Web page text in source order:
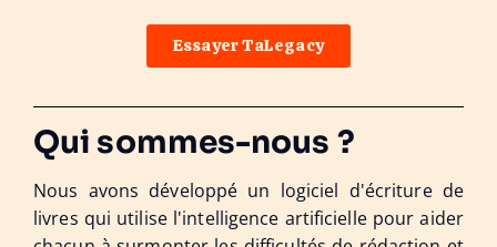
Essayer TaLegacy
Qui sommes-nous ?
Nous avons développé un logiciel d'écriture de
livres qui utilise l'intelligence artificielle pour aider